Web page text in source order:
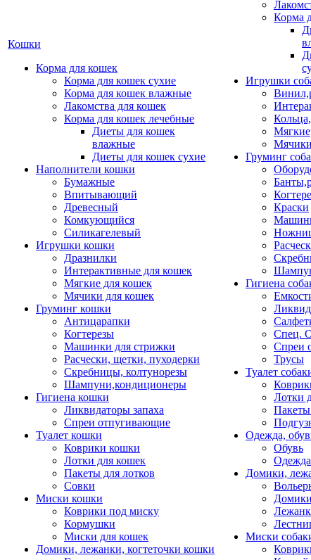
Кошки
Корма для кошек
Корма для кошек сухие
Корма для кошек влажные
Лакомства для кошек
Корма для кошек лечебные
Диеты для кошек
влажные
Диеты для кошек сухие
Наполнители кошки
Бумажные
Впитывающий
Древесный
Комкующийся
Силикагелевый
Игрушки кошки
Дразнилки
Интерактивные для кошек
Мягкие для кошек
Мячики для кошек
Груминг кошки
Антицарапки
Когтерезы
Машинки для стрижки
Расчески, щетки, пуходерки
Скребницы, колтунорезы
Шампуни,кондиционеры
Гигиена кошки
Ликвидаторы запаха
Спреи отпугивающие
Туалет кошки
Коврики кошки
Лотки для кошек
Пакеты для лотков
Совки
Миски кошки
Коврики под миску
Кормушки
Миски для кошек
Домики, лежанки, когтеточки кошки
Корма
Игрушки
Мягкие
Мячики
Груминг
Краски
Гигиена
Спец.
Спреи
Трусы
Туалет
Лотки
Пакеты
Одежда,
Обувь
Одежда
Домики,
Миски